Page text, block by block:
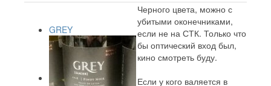
GREY
Черного цвета, можно с
убитыми оконечниками,
если не на СТК. Только что
бы оптический вход был,
кино смотреть буду.
Если у кого валяется в